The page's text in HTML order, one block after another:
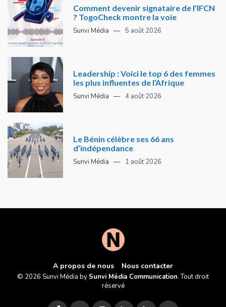
Comment devenir signataire de l’IFCN
? TogoCheck montre la voie
Sunvi Média 5 août 2026
Leadership : Voici le top 6 des femmes
les plus influentes de l’Afrique
Sunvi Média 4 août 2026
Le Bénin célèbre ses 66 ans
d’indépendance
Sunvi Média 1 août 2026
A propos de nous Nous contacter
© 2026 Sunvi Média by Sunvi Média Communication. Tout droit
réservé